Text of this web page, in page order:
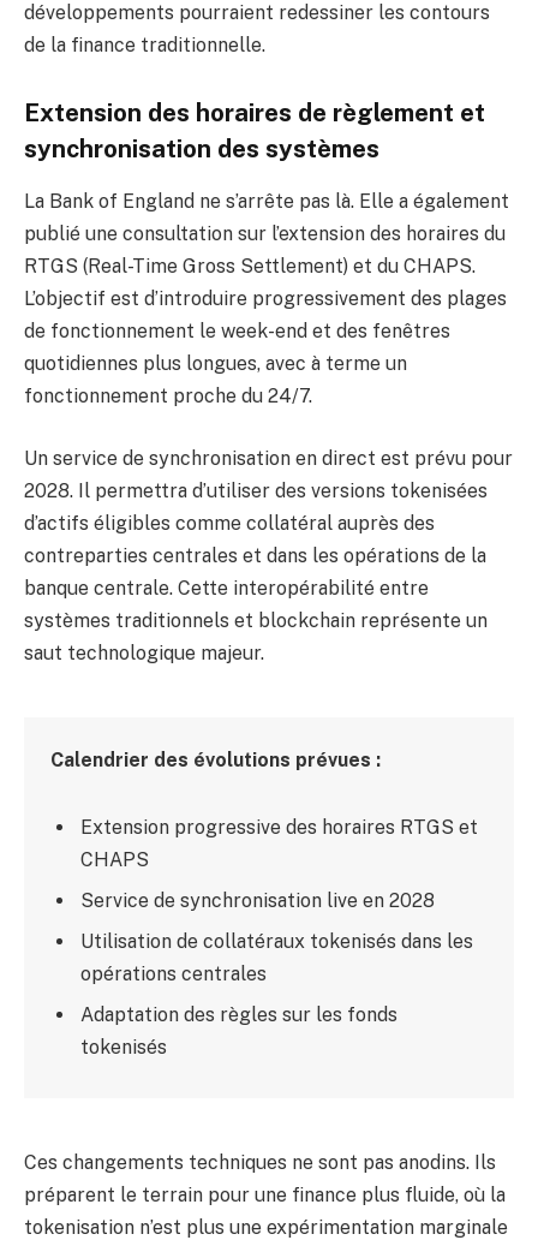
développements pourraient redessiner les contours
de la finance traditionnelle.
Extension des horaires de règlement et
synchronisation des systèmes
La Bank of England ne s’arrête pas là. Elle a également
publié une consultation sur l’extension des horaires du
RTGS (Real-Time Gross Settlement) et du CHAPS.
L’objectif est d’introduire progressivement des plages
de fonctionnement le week-end et des fenêtres
quotidiennes plus longues, avec à terme un
fonctionnement proche du 24/7.
Un service de synchronisation en direct est prévu pour
2028. Il permettra d’utiliser des versions tokenisées
d’actifs éligibles comme collatéral auprès des
contreparties centrales et dans les opérations de la
banque centrale. Cette interopérabilité entre
systèmes traditionnels et blockchain représente un
saut technologique majeur.
Calendrier des évolutions prévues :
Extension progressive des horaires RTGS et
CHAPS
Service de synchronisation live en 2028
Utilisation de collatéraux tokenisés dans les
opérations centrales
Adaptation des règles sur les fonds
tokenisés
Ces changements techniques ne sont pas anodins. Ils
préparent le terrain pour une finance plus fluide, où la
tokenisation n’est plus une expérimentation marginale